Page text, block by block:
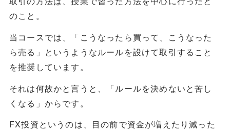
のこと。
当コースでは、「こうなったら買って、こうなった
ら売る」というようなルールを設けて取引すること
を推奨しています。
それは何故かと言うと、「ルールを決めないと苦し
くなる」からです。
FX投資というのは、目の前で資金が増えたり減った